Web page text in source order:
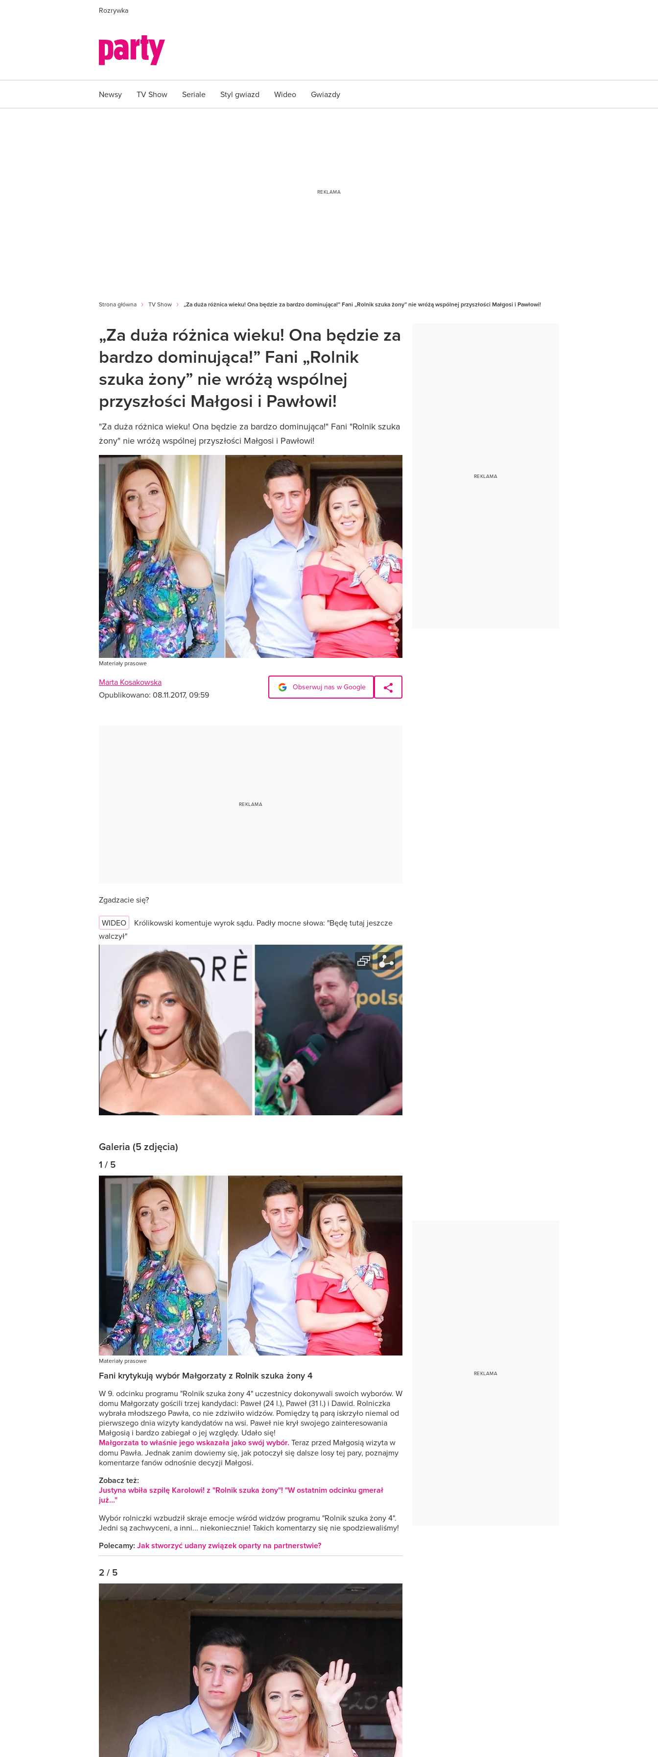
Rozrywka
Newsy TV Show Seriale Styl gwiazd Wideo Gwiazdy
Strona główna TV Show „Za duża różnica wieku! Ona będzie za bardzo dominująca!” Fani „Rolnik szuka żony” nie wróżą wspólnej przyszłości Małgosi i Pawłowi!
„Za duża różnica wieku! Ona będzie za
bardzo dominująca!” Fani „Rolnik
szuka żony” nie wróżą wspólnej
przyszłości Małgosi i Pawłowi!
"Za duża różnica wieku! Ona będzie za bardzo dominująca!" Fani "Rolnik szuka
żony" nie wróżą wspólnej przyszłości Małgosi i Pawłowi!
Materiały prasowe
Marta Kosakowska
Opublikowano: 08.11.2017, 09:59
Obserwuj nas w Google
Zgadzacie się?
WIDEO
Królikowski komentuje wyrok sądu. Padły mocne słowa: "Będę tutaj jeszcze
walczył"
Galeria (5 zdjęcia)
1 / 5
Materiały prasowe
Fani krytykują wybór Małgorzaty z Rolnik szuka żony 4
W 9. odcinku programu "Rolnik szuka żony 4" uczestnicy dokonywali swoich wyborów. W
domu Małgorzaty gościli trzej kandydaci: Paweł (24 l.), Paweł (31 l.) i Dawid. Rolniczka
wybrała młodszego Pawła, co nie zdziwiło widzów. Pomiędzy tą parą iskrzyło niemal od
pierwszego dnia wizyty kandydatów na wsi. Paweł nie krył swojego zainteresowania
Małgosią i bardzo zabiegał o jej względy. Udało się!
Małgorzata to właśnie jego wskazała jako swój wybór. Teraz przed Małgosią wizyta w
domu Pawła. Jednak zanim dowiemy się, jak potoczył się dalsze losy tej pary, poznajmy
komentarze fanów odnośnie decyzji Małgosi.
Zobacz też:
Justyna wbiła szpilę Karolowi! z "Rolnik szuka żony"! "W ostatnim odcinku gmerał
już..."
Wybór rolniczki wzbudził skraje emocje wśród widzów programu "Rolnik szuka żony 4".
Jedni są zachwyceni, a inni... niekoniecznie! Takich komentarzy się nie spodziewaliśmy!
Polecamy: Jak stworzyć udany związek oparty na partnerstwie?
2 / 5